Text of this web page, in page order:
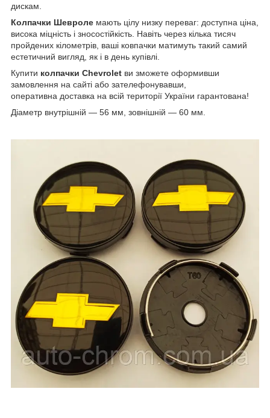
дискам.
Колпачки Шевроле мають цілу низку переваг: доступна ціна,
висока міцність і зносостійкість. Навіть через кілька тисяч
пройдених кілометрів, ваші ковпачки матимуть такий самий
естетичний вигляд, як і в день купівлі.
Купити колпачки Chevrolet ви зможете оформивши
замовлення на сайті або зателефонувавши,
оперативна доставка на всій території України гарантована!
Діаметр внутрішній — 56 мм, зовнішній — 60 мм.